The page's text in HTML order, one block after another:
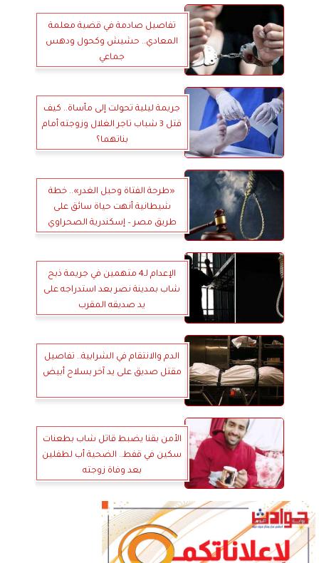
تفاصيل صادمة في قضية معلمة
المعادي.. حشيش وكحول ودهس
جماعي
جريمة ليلية تحولت إلى مأساة.. كيف
قتل 3 شباب تاجر الغلال وزوجته أمام
بناتهما؟
«طرحة الفتاة وحبل الغدر».. خطة
شيطانية أنهت حياة سائق على
طريق مصر – إسكندرية الصحراوي
الإعدام لـ4 متهمين في جريمة ذبح
شاب بمدينة نصر بعد استدراجه على
يد صديقه المقرب
الدم والانتقام في الشرابية.. تفاصيل
مقتل صديق على يد آخر بسلاح أبيض
الأمن بقنا يضبط قاتل شاب بطعنات
سكين في قفط.. الضحية أب لطفلين
بعد وفاة زوجته